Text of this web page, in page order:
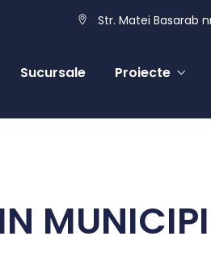
Str. Matei Basarab
Sucursale Proiecte